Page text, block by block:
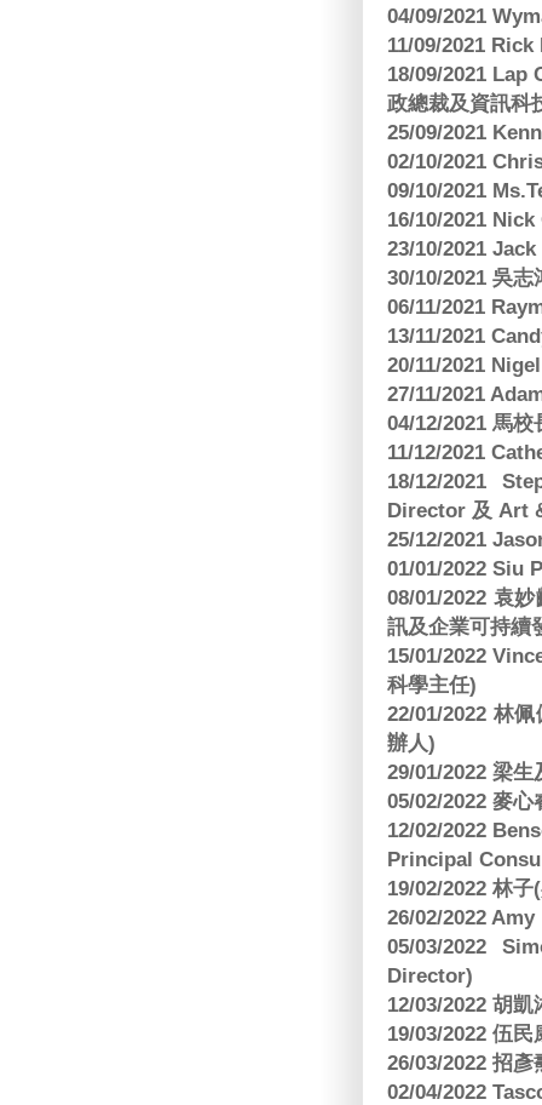
04/09/2021
11/09/2021
18/09/2021
政總裁及資訊科
25/09/2021
02/10/2021
09/10/2021
16/10/2021
23/10/2021
30/10/2021 吳
06/11/2021
13/11/2021
20/11/2021
27/11/2021
04/12/2021 馬
11/12/2021
18/12/2021
Director 及 Art
25/12/2021
01/01/2022 Siu
08/01/2022 袁
訊及企業可持續
15/01/2022
科學主任)
22/01/2022 林
辦人)
29/01/2022 梁
05/02/2022 麥
12/02/2022
Principal
19/02/2022 林
26/02/2022
05/03/2022
Director)
12/03/2022 胡
19/03/2022 伍
26/03/2022 招
02/04/2022